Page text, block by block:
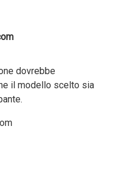
dovrebbe
il modello scelto sia